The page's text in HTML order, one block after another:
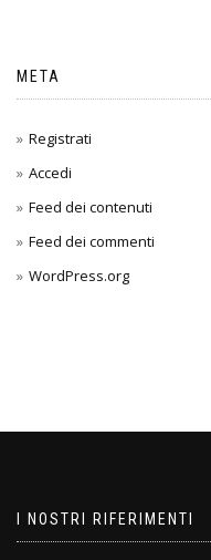
META
Registrati
Accedi
Feed dei contenuti
Feed dei commenti
WordPress.org
I NOSTRI RIFERIMENTI